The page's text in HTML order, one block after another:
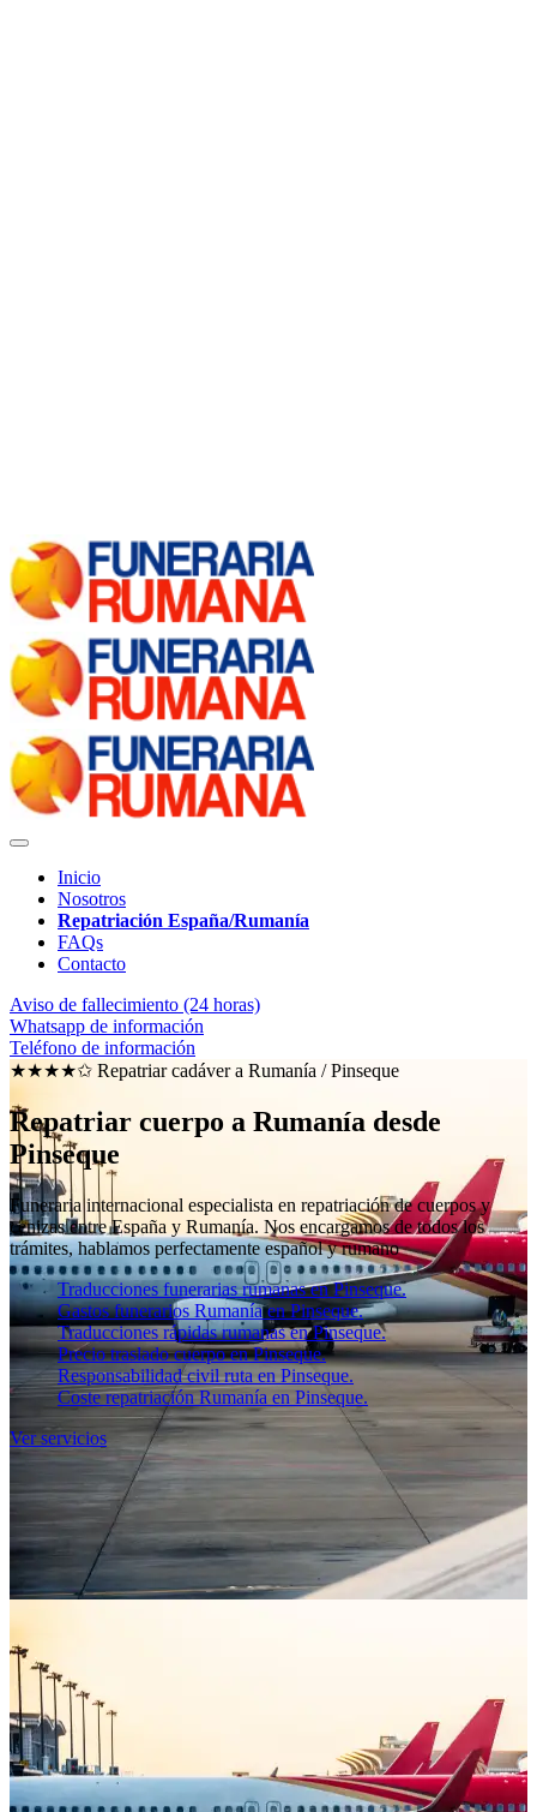
Inicio
Nosotros
Repatriación España/Rumanía
FAQs
Contacto
Aviso de fallecimiento (24 horas)
Whatsapp de información
Teléfono de información
★★★★✩ Repatriar cadáver a Rumanía /Pinseque
Repatriar cuerpo a Rumanía desde
Pinseque
Funeraria internacional especialista en repatriación de cuerpos y
cenizas entre España y Rumanía. Nos encargamos de todos los
trámites, hablamos perfectamente español y rumano
Traducciones funerarias rumanas en Pinseque.
Gastos funerarios Rumanía en Pinseque.
Traducciones rápidas rumanas en Pinseque.
Precio traslado cuerpo en Pinseque.
Responsabilidad civil ruta en Pinseque.
Coste repatriación Rumanía en Pinseque.
Ver servicios